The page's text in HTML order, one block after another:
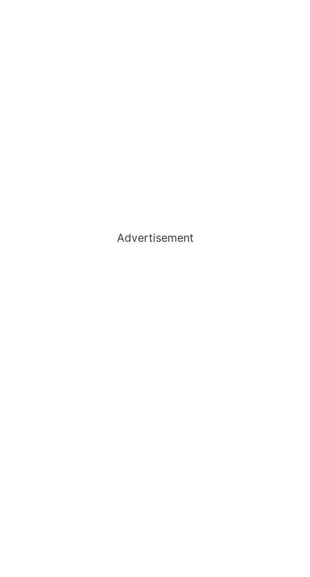
Advertisement